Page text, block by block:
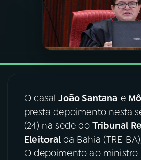
PODCASTS
VIDEOCASTS
08FESTIVAL DE MÚSICA
ACOMPANHE A RÁDIO NACIONAL
O casalJoão Santana e
presta depoimento nesta
(24) na sede do Tribunal
Eleitoral da Bahia (TRE-
O depoimento ao ministro